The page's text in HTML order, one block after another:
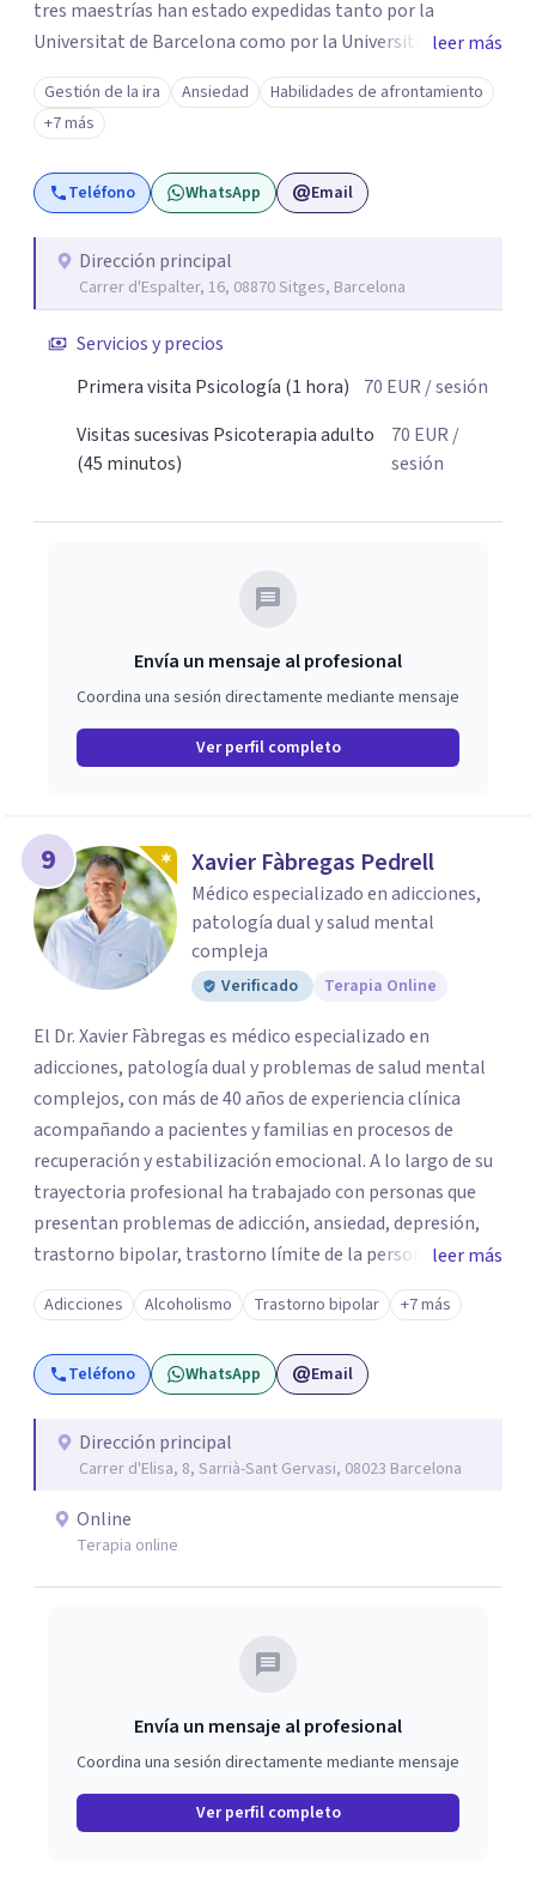
tres maestrías han estado expedidas tanto por la
Universitat de Barcelona como por la Universitat Ramon
Llull. Soy un psicólogo con más de 25 años de experiencia
y practico tanto la psicología clínica como la
psicoterapia psicoanalítica. Las terapias que conduzco no
buscan eliminar los síntomas psicológicos, sino que
pretenden esclarecer las causas que hay en su trasfondo,
desapareciendo. Realizo psicoterapias tanto de alcance
breve como de largo plazo, siempre en función de los
leer más
Gestión de la ira Ansiedad
Habilidades de afrontamiento
+7 más
Teléfono WhatsApp Email
Dirección principal
Carrer d'Espalter, 16, 08870 Sitges, Barcelona
Servicios y precios
Primera visita Psicología (1 hora)
70 EUR / sesión
Visitas sucesivas Psicoterapia adulto
(45 minutos)
70 EUR /
sesión
Envía un mensaje al profesional
Coordina una sesión directamente mediante mensaje
Ver perfil completo
9 Xavier Fàbregas Pedrell
Médico especializado en adicciones,
patología dual y salud mental
compleja
Verificado Terapia Online
El Dr. Xavier Fàbregas es médico especializado en
adicciones, patología dual y problemas de salud mental
complejos, con más de 40 años de experiencia clínica
acompañando a pacientes y familias en procesos de
recuperación y estabilización emocional. A lo largo de su
trayectoria profesional ha trabajado con personas que
presentan problemas de adicción, ansiedad, depresión,
trastorno bipolar, trastorno límite de la personalidad
(TLP), TDAH en adultos, trastornos del espectro autista
(TEA) y otras dificultades emocionales complejas que
afectan profundamente la vida personal, familiar y social.
Es director médico y cofundador de Mas Ferriol, un centro
adicciones fundado en 2005, con centro de ingreso
terapéutico en Girona y atención ambulatoria en
leer más
Adicciones Alcoholismo Trastorno bipolar +7 más
Teléfono WhatsApp Email
Dirección principal
Carrer d'Elisa, 8, Sarrià-Sant Gervasi, 08023 Barcelona
Online
Terapia online
Envía un mensaje al profesional
Coordina una sesión directamente mediante mensaje
Ver perfil completo